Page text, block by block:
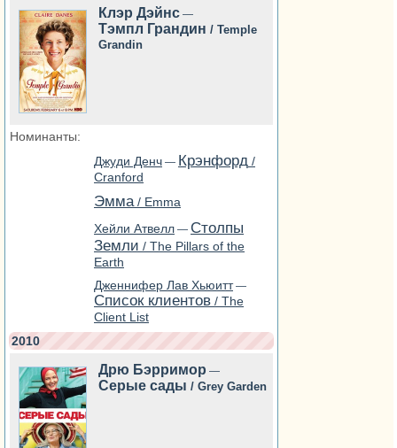
Клэр Дэйнс —
Тэмпл Грандин / Temple
Grandin
Номинанты:
Джуди Денч — Крэнфорд /
Cranford
Эмма / Emma
Хейли Атвелл — Столпы
Земли / The Pillars of the
Earth
Дженнифер Лав Хьюитт—
Список клиентов / The
Client List
2010
Дрю Бэрримор —
Серые сады / Grey Garden